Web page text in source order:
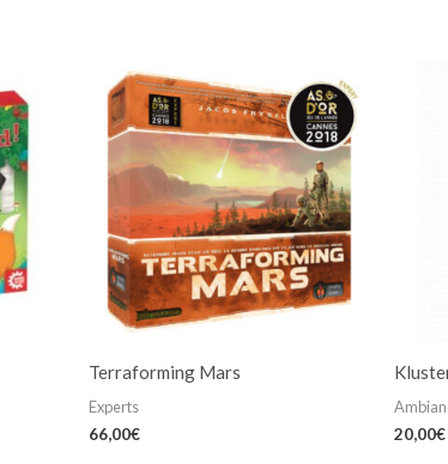
Terraforming Mars
Experts
66,00€
20,00€